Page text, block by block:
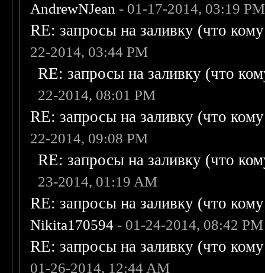
AndrewNJean - 01-17-2014, 03:19 PM
RE: запросы на заливку (что
22-2014, 03:44 PM
RE: запросы на заливку (что
22-2014, 08:01 PM
RE: запросы на заливку (что
22-2014, 09:08 PM
RE: запросы на заливку (что
23-2014, 01:19 AM
RE: запросы на заливку (что
Nikita170594 - 01-24-2014, 08:42 PM
RE: запросы на заливку (что
01-26-2014, 12:44 AM